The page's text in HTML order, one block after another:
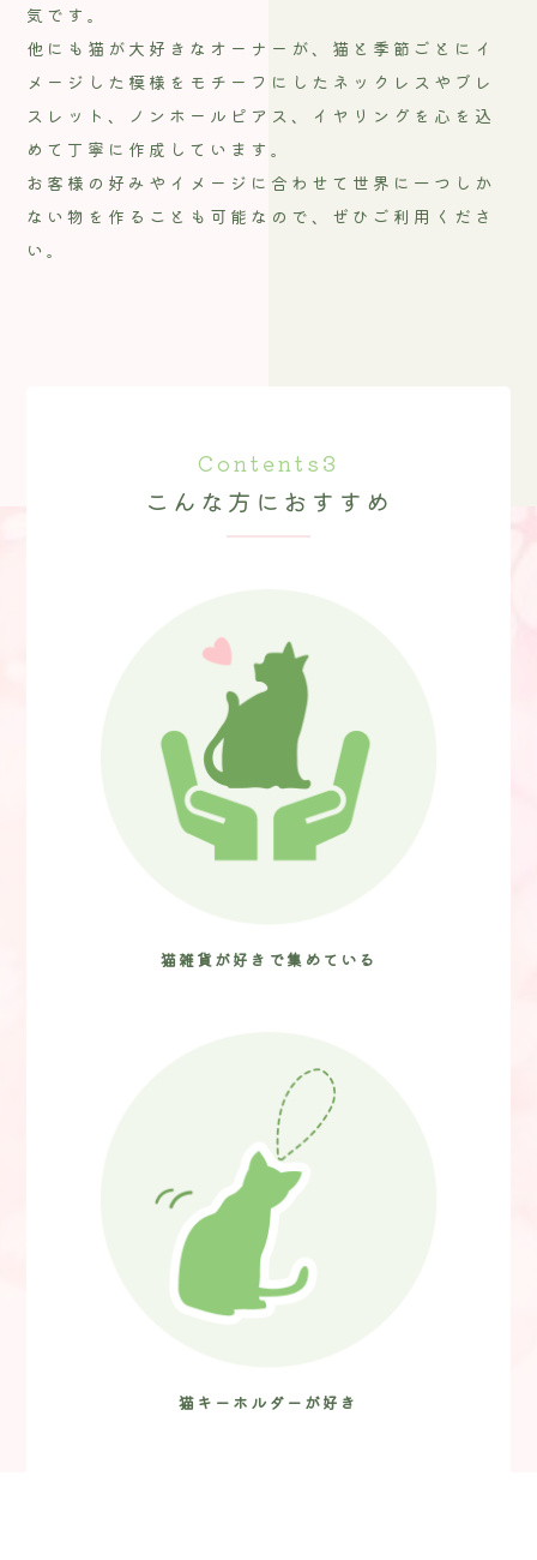
気です。
他にも猫が大好きなオーナーが、猫と季節ごとにイ
メージした模様をモチーフにしたネックレスやブレ
スレット、ノンホールピアス、イヤリングを心を込
めて丁寧に作成しています。
お客様の好みやイメージに合わせて世界に一つしか
ない物を作ることも可能なので、ぜひご利用くださ
い。
Contents3
こんな方におすすめ
猫雑貨が好きで集めている
猫キーホルダーが好き